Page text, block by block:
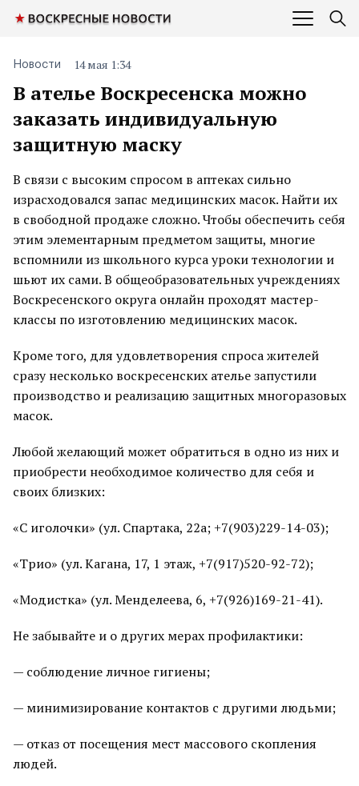
В ателье Воскресенска можно
заказать индивидуальную
защитную маску
Новости 14 мая 1:34
В связи с высоким спросом в аптеках сильно
израсходовался запас медицинских масок. Найти их
в свободной продаже сложно. Чтобы обеспечить себя
этим элементарным предметом защиты, многие
вспомнили из школьного курса уроки технологии и
шьют их сами. В общеобразовательных учреждениях
Воскресенского округа онлайн проходят мастер-
классы по изготовлению медицинских масок.
Кроме того, для удовлетворения спроса жителей
сразу несколько воскресенских ателье запустили
производство и реализацию защитных многоразовых
масок.
Любой желающий может обратиться в одно из них и
приобрести необходимое количество для себя и
своих близких:
«С иголочки» (ул. Спартака, 22а; +7(903)229-14-03);
«Трио» (ул. Кагана, 17, 1 этаж, +7(917)520-92-72);
«Модистка» (ул. Менделеева, 6, +7(926)169-21-41).
Не забывайте и о других мерах профилактики:
— соблюдение личное гигиены;
— минимизирование контактов с другими людьми;
— отказ от посещения мест массового скопления
людей.